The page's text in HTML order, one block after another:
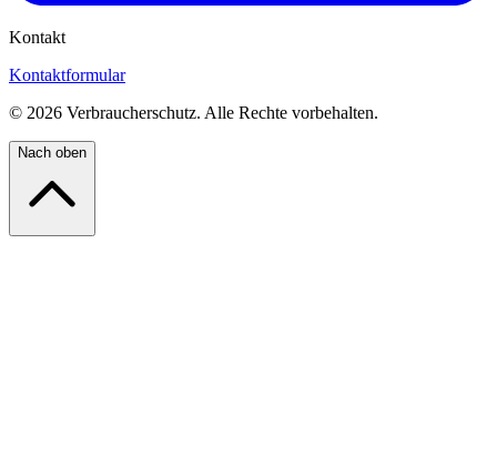
Kontakt
Kontaktformular
© 2026 Verbraucherschutz. Alle Rechte vorbehalten.
Nach oben